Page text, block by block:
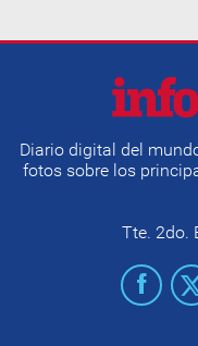
Diario digital del
fotos sobre los
Tte. 2do.